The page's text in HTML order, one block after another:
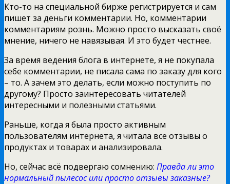
Кто-то на специальной бирже регистрируется и сам
пишет за деньги комментарии. Но, комментарии
комментариям рознь. Можно просто высказать своё
мнение, ничего не навязывая. И это будет честнее.
За время ведения блога в интернете, я не покупала
себе комментарии, не писала сама по заказу для кого
– то. А зачем это делать, если можно поступить по
другому? Просто заинтересовать читателей
интересными и полезными статьями.
Раньше, когда я была просто активным
пользователям интернета, я читала все отзывы о
продуктах и товарах и анализировала.
Но, сейчас всё подвергаю сомнению: Правда ли это
нормальный пылесос или просто отзывы заказные?